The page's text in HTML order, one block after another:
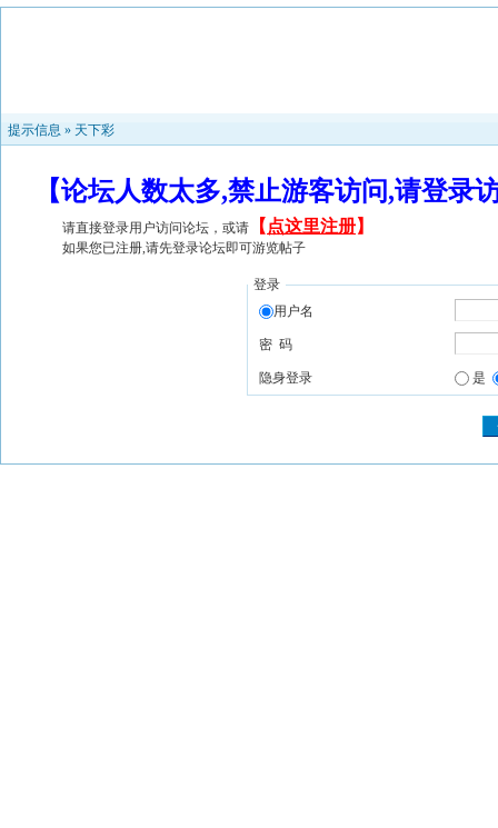
提示信息 » 天下彩
【论坛人数太多,禁止游客访问,请登
请直接登录用户访问论坛，或请 【 点这里注册】
如果您已注册,请先登录论坛即可游览帖子
登录
用户名
密 码
隐身登录 是